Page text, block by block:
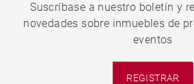
Suscríbase a nuestro boletín y
novedades sobre inmuebles de
eventos
REGISTRAR